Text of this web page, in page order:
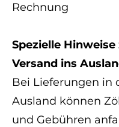
Rechnung
Spezielle Hinweise
Versand ins
Bei Lieferungen in
Ausland können
und Gebühren